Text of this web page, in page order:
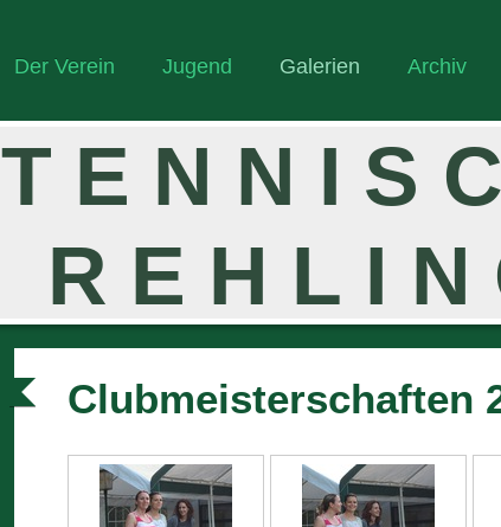
Der Verein Jugend Galerien Archiv
T E N N I S
R E H L I N
Clubmeisterschaften